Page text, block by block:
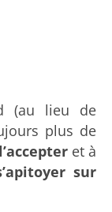
(au lieu de
plus de
et à
sur